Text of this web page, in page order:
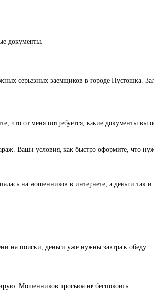
документы.
серьезных заемщиков в городе Пустошка.
что от меня потребуется, какие документы вы
Ваши условия, как быстро оформите, что
на мошенников в интернете, а деньги так и
на поиски, деньги уже нужны завтра к обеду.
Мошенников просьюа не беспокоить.